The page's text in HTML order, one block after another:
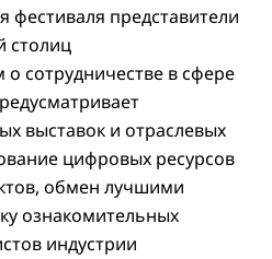
представители
столиц
сотрудничестве в сфере
выставок и отраслевых
цифровых ресурсов
обмен лучшими
ознакомительных
индустрии